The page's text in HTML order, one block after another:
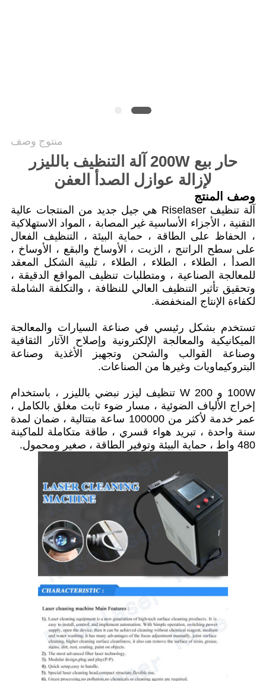
منتوج وصف
حار بيع 200W آلة التنظيف بالليزر
لإزالة عوازل الصدأ العفن
وصف المنتج
آلة تنظيف Riselaser هي جيل جديد من المنتجات عالية
التقنية ، الأجزاء الأساسية غير المصابة ، المواد الاستهلاكية
، الحفاظ على الطاقة ، حماية البيئة ، التنظيف الفعال
على سطح الراتنج ، الزيت ، الأوساخ والبقع ، الأوساخ ،
الصدأ ، الطلاء ، الطلاء ، الطلاء ، تلبية الشكل المعقد
للمعالجة الصناعية ، ومتطلبات تنظيف المواقع الدقيقة ،
وتحقيق تأثير التنظيف العالي للنظافة ، والتكلفة الشاملة
لكفاءة الإنتاج المنخفضة.
تستخدم بشكل رئيسي في صناعة السيارات والمعالجة
الميكانيكية والمعالجة الإلكترونية وإصلاح الآثار الثقافية
وصناعة القوالب والشحن وتجهيز الأغذية وصناعة
البتروكيماويات وغيرها من الصناعات.
100W و 200 W تنظيف ليزر نبضي بالليزر ، باستخدام
إخراج الألياف الضوئية ، مسار ضوء ثابت مغلق بالكامل ،
عمر خدمة لأكثر من 100000 ساعة متتالية ، ضمان لمدة
سنة واحدة ، تبريد هواء قسري ، طاقة متكاملة للماكينة
480 واط ، حماية البيئة وتوفير الطاقة ، صغير ومحمول.